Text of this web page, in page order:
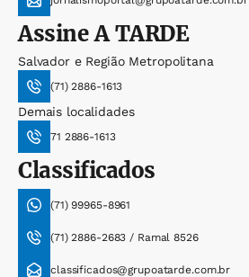
AssineA TARDE
Salvador e Região Metropolitana
(71) 2886-1613
Demais localidades
71 2886-1613
Classificados
(71) 99965-8961
(71) 2886-2683 / Ramal 8526
classificados@grupoatarde.com.br